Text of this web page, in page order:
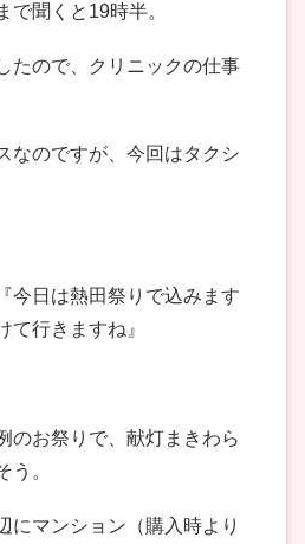
で聞くと19時半。
たので、クリニックの仕事
なのですが、今回はタクシ
今日は熱田祭りで込みます
て行きますね』
のお祭りで、献灯まきわら
う。
にマンション（購入時より